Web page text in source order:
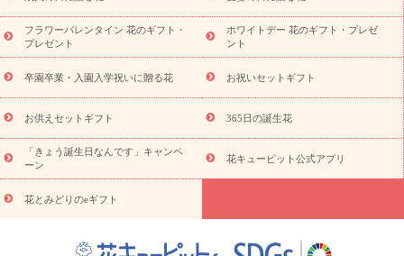
ディ胡蝶蘭・お祝い
ミディ胡蝶蘭・お供え
世界初の青色胡蝶蘭
観葉植物
観葉植物 産直多肉植物
プリザーブドフラワー
お祝い
お供え・お悔やみ 花とセットギフト
セミオーダー
プチギフト（hanamore -ハナモア-）
花とみどりのeギフト
キューピットのeGfit
カラー ピンク イエローオレンジ
レッ
ド
お花の種類 トルコキキョウ
お祝い お祝い・3000円～ お祝い・4000円～
お祝い・
5000円～
お祝い・7000円～ お祝い・ 10000円～
お供え・お
悔やみ
円～
お供え・お悔やみ・
読み物
いのマナー
定年退職祝いのマナー お祝いを贈るときのマナー・
フラワーバレンタイン 花のギフト・
プレゼント
ホワイトデー 花のギフト・プレゼ
ント
卒園卒業・入園入学祝いに贈る花 お祝いセットギフト
お供えセットギフト 365日の誕生花
「きょう誕生日なんです」キャンペ
ーン
花キューピット公式アプリ
花とみどりのeギフト